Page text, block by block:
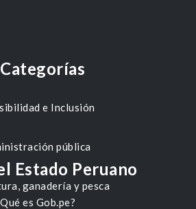
Categorías
e Inclusión
pública
ganadería y pesca
Estado Peruano
es Gob.pe?